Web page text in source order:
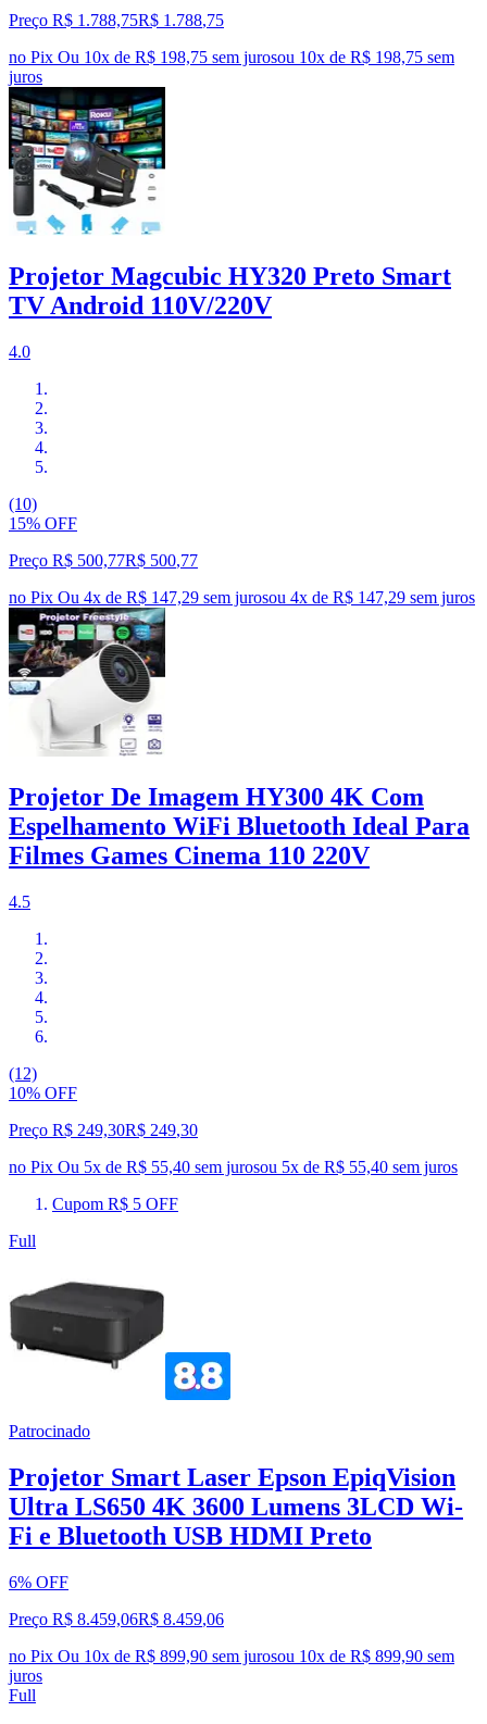
Preço R$ 1.788,75R$ 1.788,75
no Pix Ou 10x de R$ 198,75 sem jurosou 10x de R$ 198,75 sem
juros
Projetor Magcubic HY320 Preto Smart
TV Android 110V/220V
4.0
(10)
15% OFF
Preço R$ 500,77R$ 500,77
no Pix Ou 4x de R$ 147,29 sem jurosou 4x de R$ 147,29 sem juros
Projetor De Imagem HY300 4K Com
Espelhamento WiFi Bluetooth Ideal Para
Filmes Games Cinema 110 220V
4.5
(12)
10% OFF
Preço R$ 249,30R$ 249,30
no Pix Ou 5x de R$ 55,40 sem jurosou 5x de R$ 55,40 sem juros
Cupom R$ 5 OFF
Full
Patrocinado
Projetor Smart Laser Epson EpiqVision
Ultra LS650 4K 3600 Lumens 3LCD Wi-
Fi e Bluetooth USB HDMI Preto
6% OFF
Preço R$ 8.459,06R$ 8.459,06
no Pix Ou 10x de R$ 899,90 sem jurosou 10x de R$ 899,90 sem
juros
Full